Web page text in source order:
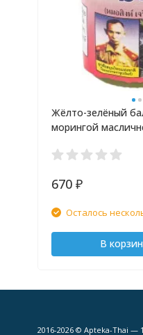
Жёлто-зелёный
морингой
670 ₽
Осталось
В
2016-2026 © Apteka-Thai —